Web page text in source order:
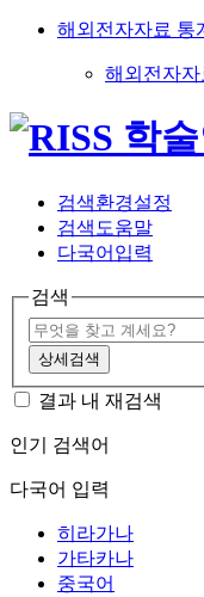
해외전자자료 통
해외전자자
검색환경설정
검색도움말
다국어입력
검색
상세검색
결과 내 재검색
인기 검색어
다국어 입력
히라가나
가타카나
중국어